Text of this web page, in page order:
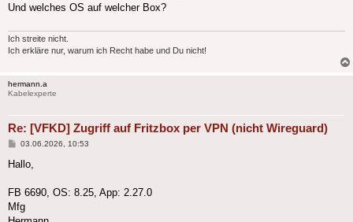
Und welches OS auf welcher Box?
Ich streite nicht.
Ich erkläre nur, warum ich Recht habe und Du nicht!
hermann.a
Kabelexperte
Re: [VFKD] Zugriff auf Fritzbox per VPN (nicht Wireguard)
Beitrag
03.06.2026, 10:53
Hallo,
FB 6690, OS: 8.25, App: 2.27.0
Mfg